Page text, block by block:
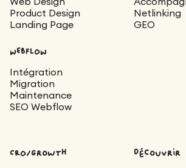
Product Design
Landing Page
Netlinking
GEO
WEBFLOW
Intégration
Migration
Maintenance
SEO Webflow
CRO/Growth découvrir